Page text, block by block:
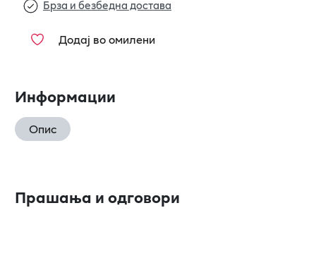
Брза и безбедна достава
Додај во омилени
Информации
Опис
Прашања и одговори